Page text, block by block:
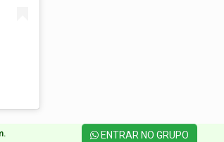
ENTRAR NO GRUPO